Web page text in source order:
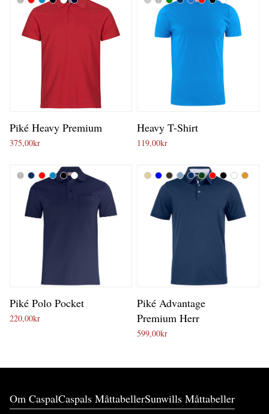
Piké Heavy Premium
375,00kr
Heavy T-Shirt
119,00kr
Piké Polo Pocket
220,00kr
Piké Advantage
Premium Herr
599,00kr
Om CaspalCaspals MåttabellerSunwills Måttabeller